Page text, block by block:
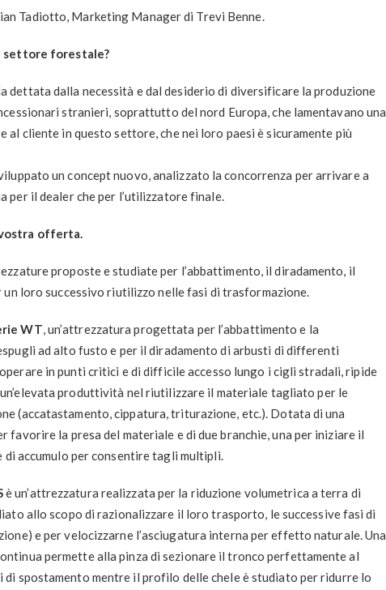
Tadiotto, Marketing Manager di Trevi Benne.
settore forestale?
dettata dalla necessità e dal desiderio di diversificare la produzione
stranieri, soprattutto del nord Europa, che lamentavano una
al cliente in questo settore, che nei loro paesi è sicuramente più
un concept nuovo, analizzato la concorrenza per arrivare a
per il dealer che per l’utilizzatore finale.
offerta.
proposte e studiate per l’abbattimento, il diradamento, il
loro successivo riutilizzo nelle fasi di trasformazione.
WT, un’attrezzatura progettata per l’abbattimento e la
ad alto fusto e per il diradamento di arbusti di differenti
in punti critici e di difficile accesso lungo i cigli stradali, ripide
produttività nel riutilizzare il materiale tagliato per le
(accatastamento, cippatura, triturazione, etc.). Dotata di una
favorire la presa del materiale e di due branchie, una per iniziare il
accumulo per consentire tagli multipli.
è un’attrezzatura realizzata per la riduzione volumetrica a terra di
allo scopo di razionalizzare il loro trasporto, le successive fasi di
e per velocizzarne l’asciugatura interna per effetto naturale. Una
permette alla pinza di sezionare il tronco perfettamente al
di spostamento mentre il profilo delle chele è studiato per ridurre lo